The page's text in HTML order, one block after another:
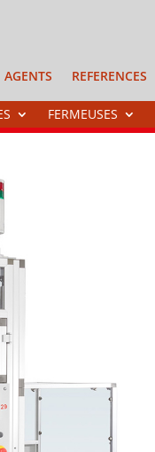
AGENTS REFERENCES
FERMEUSES